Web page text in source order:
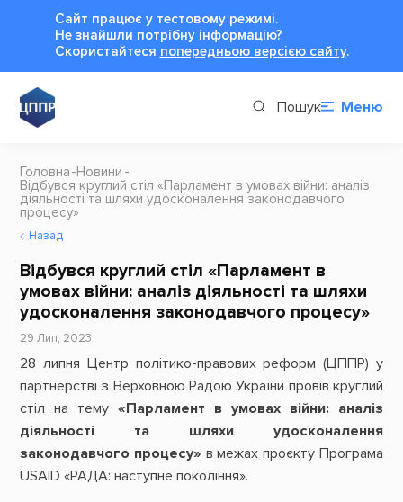
Сайт працює у тестовому режимі.
Не знайшли потрібну інформацію?
Cкористайтеся попередньою версією сайту.
Пошук Меню
Головна Новини
Відбувся круглий стіл «Парламент в умовах війни: аналіз
діяльності та шляхи удосконалення законодавчого
процесу»
Назад
Відбувся круглий стіл «Парламент в
умовах війни: аналіз діяльності та шляхи
удосконалення законодавчого процесу»
29 Лип, 2023
28 липня Центр політико-правових реформ (ЦППР) у
партнерстві з Верховною Радою України провів круглий
стіл на тему «Парламент в умовах війни: аналіз
діяльності та шляхи удосконалення
законодавчого процесу» в межах проєкту Програма
USAID «РАДА: наступне покоління».